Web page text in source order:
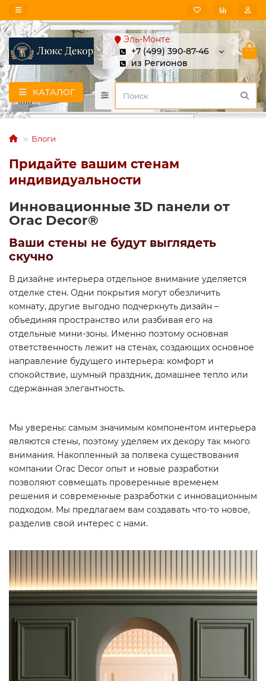
Эль-Монте
+7 (499) 390-87-46
из Регионов
КАТАЛОГ
Блоги
Придайте вашим стенам
индивидуальности
Инновационные 3D панели от
Orac Decor®
Ваши стены не будут выглядеть
скучно
В дизайне интерьера отдельное внимание уделяется
отделке стен. Одни покрытия могут обезличить
комнату, другие выгодно подчеркнуть дизайн –
объединяя пространство или разбивая его на
отдельные мини-зоны. Именно поэтому основная
ответственность лежит на стенах, создающих основное
направление будущего интерьера: комфорт и
спокойствие, шумный праздник, домашнее тепло или
сдержанная элегантность.
Мы уверены: самым значимым компонентом интерьера
являются стены, поэтому уделяем их декору так много
внимания. Накопленный за полвека существования
компании Orac Decor опыт и новые разработки
позволяют совмещать проверенные временем
решения и современные разработки с инновационным
подходом. Мы предлагаем вам создавать что-то новое,
разделив свой интерес с нами.